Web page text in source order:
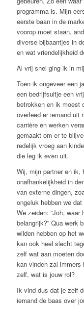
programma is. Mijn
eerste baan in de
voorop moet staan,
diverse bijbaantjes in
en wat vriendelijkheid
Al vrij snel ging ik in
Toen ik ongeveer een
een bedrijfsuitje een
betrokken en ik moest
overleed er iemand uit
carrière en werken
gemaakt om er te
redelijk vroeg aan
die leg ik even uit.
Wij, mijn partner en ik,
onafhankelijkheid in
van externe dingen,
ongeluk hebben we
We zeiden: “Joh, waar
belangrijk?” Qua werk
wilden hebben op het
kan ook heel slecht
zelf wat aan moeten
kan vinden zal immers
zelf, wat is jouw rol?
Ik vind dus dat je zelf
iemand de baas over